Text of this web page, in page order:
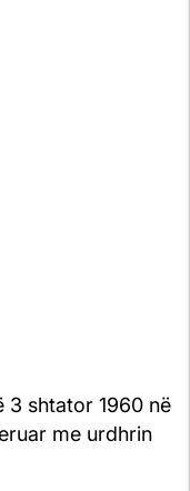
3 shtator 1960 në
me urdhrin